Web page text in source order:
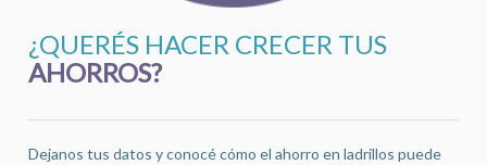
¿QUERÉS HACER CRECER TUS
AHORROS?
Dejanos tus datos y conocé cómo el ahorro en ladrillos puede